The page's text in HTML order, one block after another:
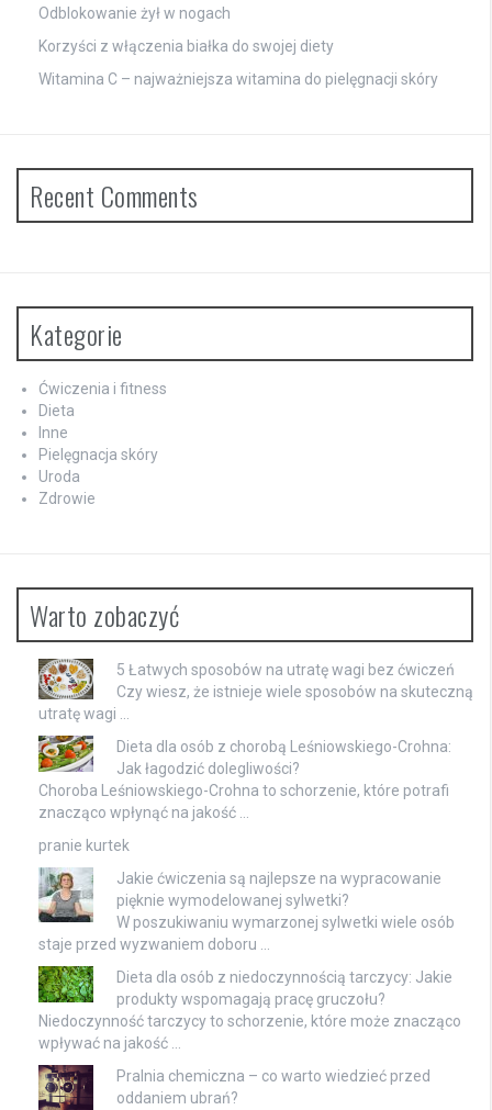
Odblokowanie żył w nogach
Korzyści z włączenia białka do swojej diety
Witamina C – najważniejsza witamina do pielęgnacji skóry
Recent Comments
Kategorie
Ćwiczenia i fitness
Dieta
Inne
Pielęgnacja skóry
Uroda
Zdrowie
Warto zobaczyć
5 Łatwych sposobów na utratę wagi bez ćwiczeń
Czy wiesz, że istnieje wiele sposobów na skuteczną
utratę wagi …
Dieta dla osób z chorobą Leśniowskiego-Crohna:
Jak łagodzić dolegliwości?
Choroba Leśniowskiego-Crohna to schorzenie, które potrafi
znacząco wpłynąć na jakość …
pranie kurtek
Jakie ćwiczenia są najlepsze na wypracowanie
pięknie wymodelowanej sylwetki?
W poszukiwaniu wymarzonej sylwetki wiele osób
staje przed wyzwaniem doboru …
Dieta dla osób z niedoczynnością tarczycy: Jakie
produkty wspomagają pracę gruczołu?
Niedoczynność tarczycy to schorzenie, które może znacząco
wpływać na jakość …
Pralnia chemiczna – co warto wiedzieć przed
oddaniem ubrań?